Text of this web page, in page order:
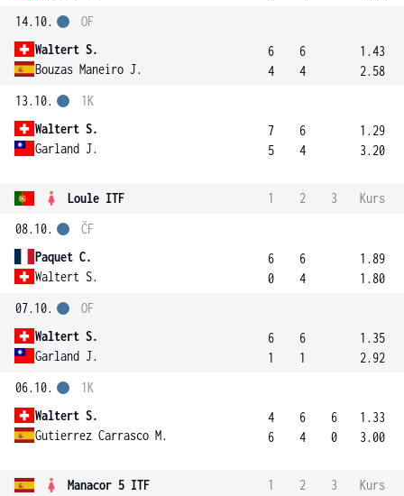
14.10.
Waltert S.
Bouzas Maneiro J.
OF
6
4
6
4
1.43
2.58
13.10.
Waltert S.
Garland J.
1K
7
5
6
4
1.29
3.20
Loule ITF 1 2 3
Kurs
08.10.
Paquet C.
Waltert S.
ČF
6
0
6
4
1.89
1.80
07.10.
Waltert S.
Garland J.
OF
6
1
6
1
1.35
2.92
06.10.
Waltert S.
Gutierrez Carrasco M.
1K
4
6
6
4
6
0
1.33
3.00
Manacor 5 ITF 1 2 3
Kurs